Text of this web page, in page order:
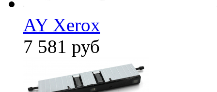
AY Xerox
7 581 руб